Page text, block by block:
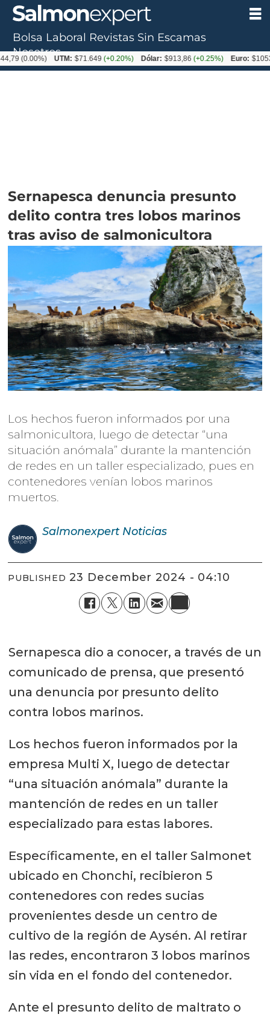
Sernapesca denuncia presunto
delito contra tres lobos marinos
tras aviso de salmonicultora
Los hechos fueron informados por una
salmonicultora, luego de detectar “una
situación anómala” durante la mantención
de redes en un taller especializado, pues en
contenedores venían lobos marinos
muertos.
Salmonexpert Noticias
PUBLISHED 23 December 2024 - 04:10
Sernapesca dio a conocer, a través de un
comunicado de prensa, que presentó
una denuncia por presunto delito
contra lobos marinos.
Los hechos fueron informados por la
empresa Multi X, luego de detectar
“una situación anómala” durante la
mantención de redes en un taller
especializado para estas labores.
Específicamente, en el taller Salmonet
ubicado en Chonchi, recibieron 5
contenedores con redes sucias
provenientes desde un centro de
cultivo de la región de Aysén. Al retirar
las redes, encontraron 3 lobos marinos
sin vida en el fondo del contenedor.
Ante el presunto delito de maltrato o
Bolsa Laboral Revistas Sin Escamas
Nosotros
UTM: $71.649 (+0.20%) Dólar: $913,86 (+0.25%) Euro: $1053,08(-